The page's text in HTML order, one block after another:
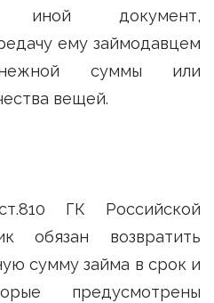
документ,
ему займодавцем
суммы или
вещей.
ГК Российской
обязан возвратить
сумму займа в срок и
предусмотрены